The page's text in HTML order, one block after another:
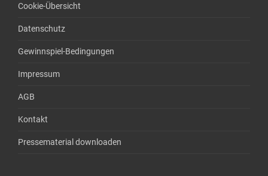
Cookie-Übersicht
Datenschutz
Gewinnspiel-Bedingungen
Impressum
AGB
Kontakt
Pressematerial downloaden